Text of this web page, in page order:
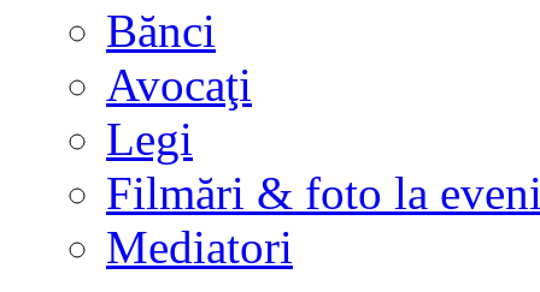
Bănci
Avocaţi
Legi
Filmări & foto la
Mediatori